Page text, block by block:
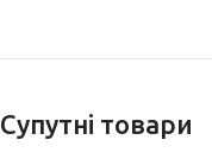
Супутні товари